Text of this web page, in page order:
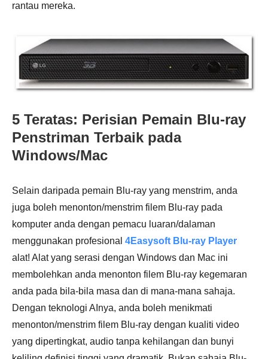
rantau mereka.
5 Teratas: Perisian Pemain Blu-ray
Penstriman Terbaik pada
Windows/Mac
Selain daripada pemain Blu-ray yang menstrim, anda
juga boleh menonton/menstrim filem Blu-ray pada
komputer anda dengan pemacu luaran/dalaman
menggunakan profesional 4Easysoft Blu-ray Player
alat! Alat yang serasi dengan Windows dan Mac ini
membolehkan anda menonton filem Blu-ray kegemaran
anda pada bila-bila masa dan di mana-mana sahaja.
Dengan teknologi AInya, anda boleh menikmati
menonton/menstrim filem Blu-ray dengan kualiti video
yang dipertingkat, audio tanpa kehilangan dan bunyi